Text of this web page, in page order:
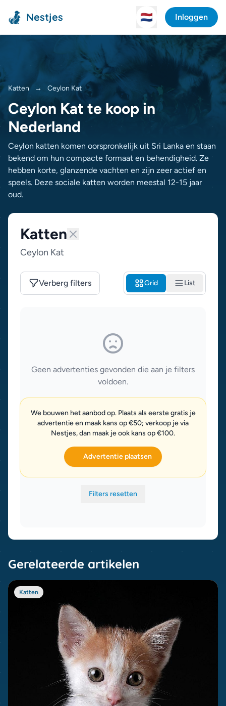
Nestjes 🇳🇱 Inloggen
Katten → Ceylon Kat
Ceylon Kat te koop in
Nederland
Ceylon katten komen oorspronkelijk uit Sri Lanka en staan
bekend om hun compacte formaat en behendigheid. Ze
hebben korte, glanzende vachten en zijn zeer actief en
speels. Deze sociale katten worden meestal 12-15 jaar
oud.
Katten
Ceylon Kat
Verberg filters Grid List
Geen advertenties gevonden die aan je filters
voldoen.
We bouwen het aanbod op. Plaats als eerste gratis je
advertentie en maak kans op €50; verkoop je via
Nestjes, dan maak je ook kans op €100.
Advertentie plaatsen
Filters resetten
Gerelateerde artikelen
Katten